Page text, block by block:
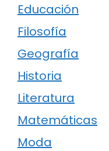
Educación
Filosofía
Geografía
Historia
Literatura
Matemáticas
Moda